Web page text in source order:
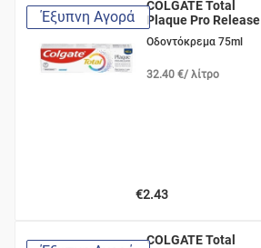
Έξυπνη Αγορά
COLGATE Total
Plaque Pro Release
Οδοντόκρεμα 75ml
32.40 €/ λίτρο
€2.43
COLGATE Total